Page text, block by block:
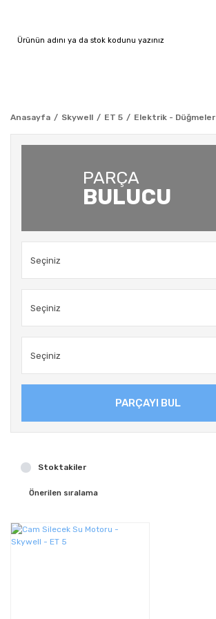
Anasayfa Skywell ET 5 Elektrik - Düğmeler
PARÇA
BULUCU
PARÇAYI BUL
Stoktakiler